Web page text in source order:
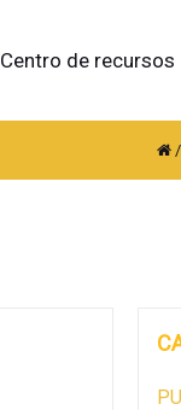
Centro de recursos